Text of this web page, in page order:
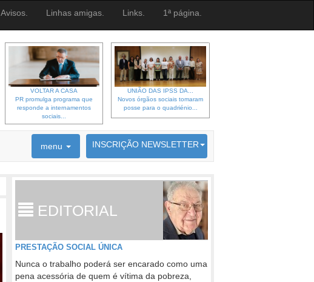
Avisos. Linhas amigas. Links. 1ª página.
VOLTAR A CASA
PR promulga programa que
responde a internamentos
sociais...
UNIÃO DAS IPSS DA...
Novos órgãos sociais tomaram
posse para o quadriénio...
menu INSCRIÇÃO NEWSLETTER
6692 membros inscritos
EDITORIAL
PRESTAÇÃO SOCIAL ÚNICA
Nunca o trabalho poderá ser encarado como uma
pena acessória de quem é vítima da pobreza,